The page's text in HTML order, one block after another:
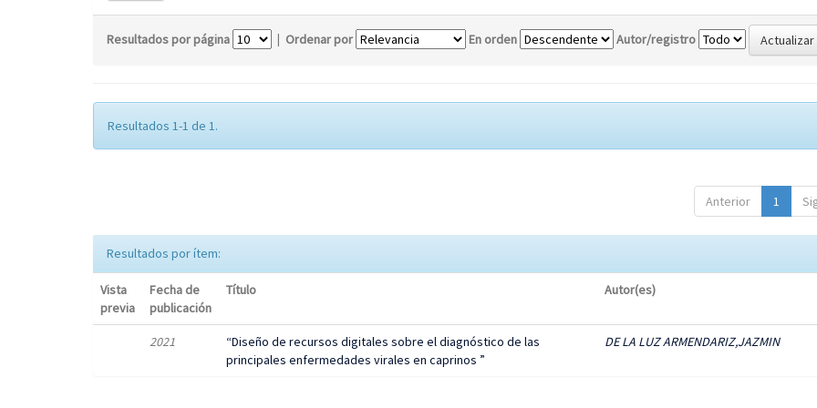
Resultados por página | Ordenar por En orden Autor/registro
Resultados 1-1 de 1.
Anterior 1
Resultados por ítem:
Vista
previa
Fecha de
publicación
Título Autor(es)
2021
“Diseño de recursos digitales sobre el diagnóstico de las
principales enfermedades virales en caprinos ”
DE LA LUZ ARMENDARIZ,JAZMIN